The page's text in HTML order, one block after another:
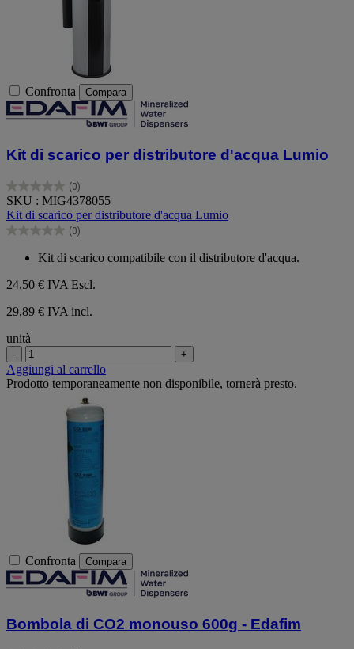
Confronta Compara
Kit di scarico per distributore d'acqua Lumio
(0)
0.0
su
5
stelle.
SKU : MIG4378055
Kit di scarico per distributore d'acqua Lumio
(0)
0.0
stelle.
Kit di scarico compatibile con il distributore d'acqua.
24,50 € IVA Escl.
29,89 € IVA incl.
unità
- +
Aggiungi al carrello
Prodotto temporaneamente non disponibile, tornerà presto.
Confronta Compara
Bombola di CO2 monouso 600g - Edafim